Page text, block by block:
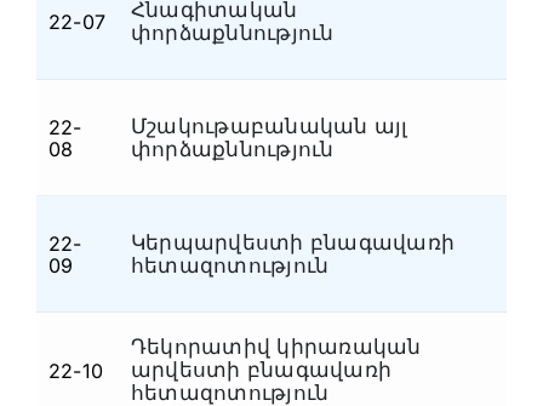
22-07
Հնագիտական
փորձաքննություն
22-
08
Մշակութաբանական այլ
փորձաքննություն
22-
09
Կերպարվեստի բնագավառի
հետազոտություն
22-10
Դեկորատիվ կիրառական
արվեստի բնագավառի
հետազոտություն